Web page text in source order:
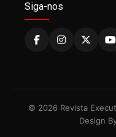
Siga-nos
© 2026 Revista
Design